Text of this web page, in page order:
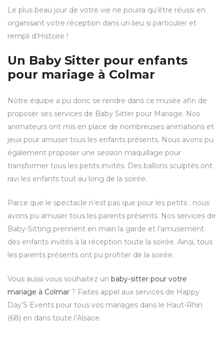
Le plus beau jour de votre vie ne pourra qu’être réussi en
organisant votre réception dans un lieu si particulier et
rempli d’Histoire !
Un Baby Sitter pour enfants
pour mariage à Colmar
Notre équipe a pu donc se rendre dans ce musée afin de
proposer ses services de Baby Sitter pour Mariage. Nos
animateurs ont mis en place de nombreuses animations et
jeux pour amuser tous les enfants présents. Nous avons pu
également proposer une session maquillage pour
transformer tous les petits invités. Des ballons sculptés ont
ravi les enfants tout au long de la soirée.
Parce que le spectacle n’est pas que pour les petits : nous
avons pu amuser tous les parents présents. Nos services de
Baby-Sitting prennent en main la garde et l’amusement
des enfants invités à la réception toute la soirée. Ainsi, tous
les parents présents ont pu profiter de la soirée.
Vous aussi vous souhaitez un baby-sitter pour votre
mariage à Colmar ? Faites appel aux services de Happy
Day’S Events pour tous vos mariages dans le Haut-Rhin
(68) en dans toute l’Alsace.